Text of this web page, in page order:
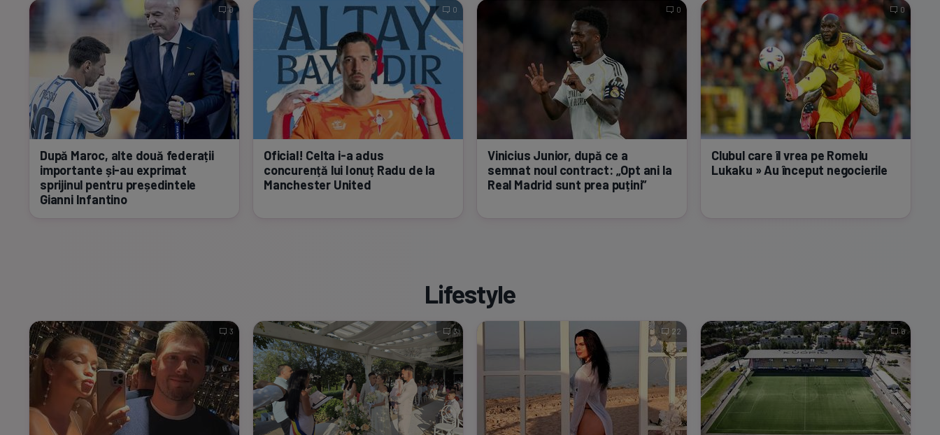
După Maroc, alte două federații
importante și-au exprimat
sprijinul pentru președintele
Gianni Infantino
0
Oficial! Celta i-a adus
concurență lui Ionuț Radu de la
Manchester United
0
Vinicius Junior, după ce a
semnat noul contract: „Opt ani la
Real Madrid sunt prea puțini”
0
Clubul care îl vrea pe Romelu
Lukaku » Au început negocierile
0
Lifestyle
3 3 22 6